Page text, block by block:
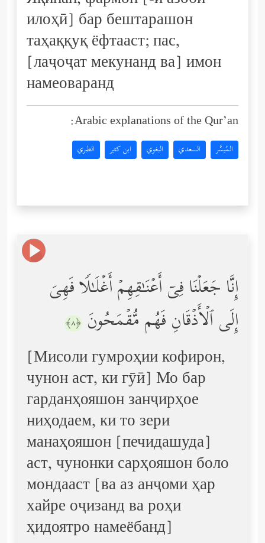
илоҳӣ] бар бештарашон
таҳаққуқ ёфтааст; пас,
[лаҷоҷат мекунанд ва] имон
намеоваранд
Arabic explanations of the Qur’an:
المُيسَّر السعدي البغوي ابن كثير الطبري
إِنَّا جَعَلۡنَا فِیۤ أَعۡنَـٰقِهِمۡ أَغۡلَـٰلࣰا فَهِیَ
إِلَى ٱلۡأَذۡقَانِ فَهُم مُّقۡمَحُونَ ﴿٨﴾
[Мисоли гумроҳии кофирон,
чунон аст, ки гӯӣ] Мо бар
гарданҳояшон занҷирҳое
ниҳодаем, ки то зери
манаҳояшон [печидашуда]
аст, чунонки сарҳояшон боло
мондааст [ва аз анҷоми ҳар
хайре оҷизанд ва роҳи
ҳидоятро намеёбанд]